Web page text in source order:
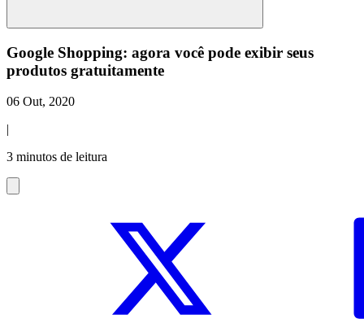
Google Shopping: agora você pode exibir seus
produtos gratuitamente
06 Out, 2020
|
3 minutos de leitura